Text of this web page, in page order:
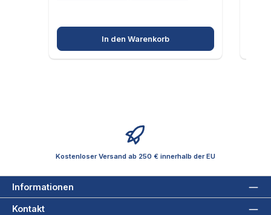
In den Warenkorb
Kostenloser Versand ab 250 € innerhalb der EU
Informationen
Kontakt